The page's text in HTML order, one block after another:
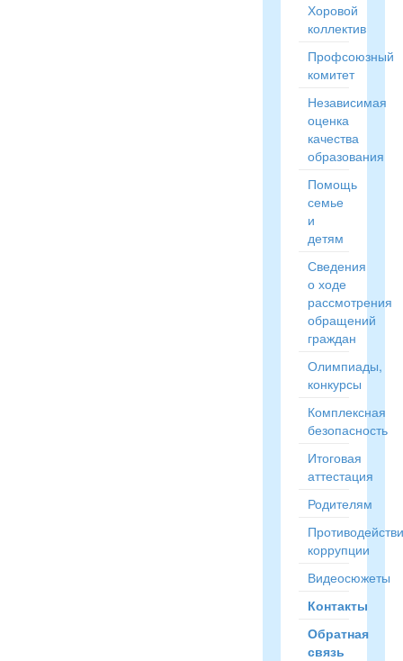
Хоровой
коллектив
Профсоюзный
комитет
Независимая
оценка
качества
образования
Помощь
семье
и
детям
Сведения
о ходе
рассмотрения
обращений
граждан
Олимпиады,
конкурсы
Комплексная
безопасность
Итоговая
аттестация
Родителям
коррупции
Видеосюжеты
Контакты
Обратная
связь